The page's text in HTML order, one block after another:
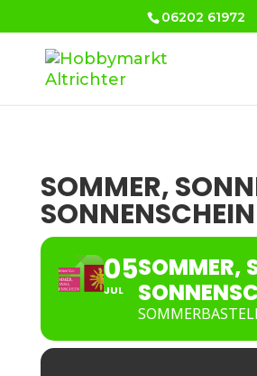
06202 61972
SOMMER,
SONNENSCHEIN
05
JUL
SOMMER,